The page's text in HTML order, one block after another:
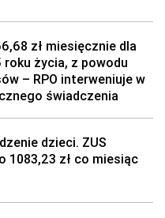
zł miesięcznie dla
życia, z powodu
– RPO interweniuje w
świadczenia
dzieci. ZUS
1083,23 zł co miesiąc